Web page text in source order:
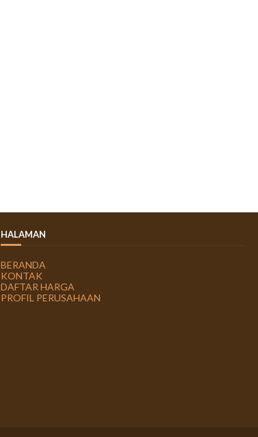
HALAMAN
BERANDA
KONTAK
DAFTAR HARGA
PROFIL PERUSAHAAN